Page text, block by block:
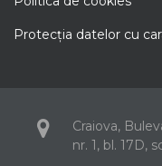
Protecţia datelor cu
Craiova,
nr. 1, bl. 17D,